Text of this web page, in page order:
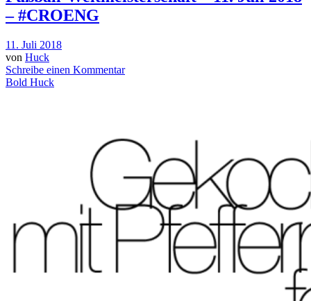
– #CROENG
11. Juli 2018
von Huck
Schreibe einen Kommentar
Bold Huck